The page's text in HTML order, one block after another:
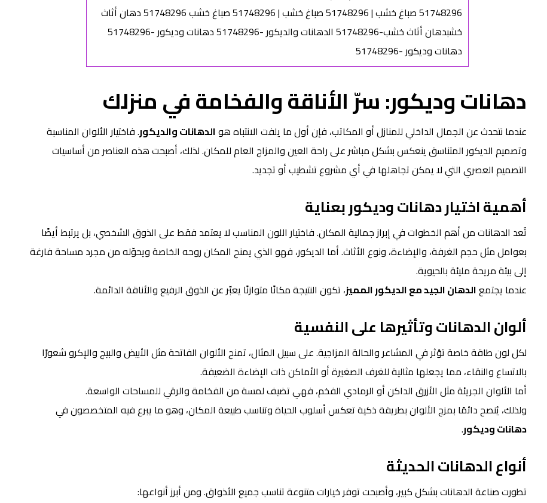
دهانات وديكور: سرّ الأناقة والفخامة في منزلك
عندما نتحدث عن الجمال الداخلي للمنازل أو المكاتب، فإن أول ما يلفت الانتباه هوالدهانات والديكور. فاختيار الألوان المناسبة
وتصميم الديكور المتناسق ينعكس بشكل مباشر على راحة العين والمزاج العام للمكان. لذلك، أصبحت هذه العناصر من أساسيات
التصميم العصري التي لا يمكن تجاهلها في أي مشروع تشطيب أو تجديد.
أهمية اختياردهانات وديكوربعناية
تُعد الدهانات من أهم الخطوات في إبراز جمالية المكان. فاختيار اللون المناسب لا يعتمد فقط على الذوق الشخصي، بل يرتبط أيضًا
بعوامل مثل حجم الغرفة، والإضاءة، ونوع الأثاث. أما الديكور، فهو الذي يمنح المكان روحه الخاصة ويحوّله من مجرد مساحة فارغة
إلى بيئة مريحة مليئة بالحيوية.
عندما يجتمعالدهان الجيد مع الديكور المميز، تكون النتيجة مكانًا متوازنًا يعبّر عن الذوق الرفيع والأناقة الدائمة.
ألوان الدهانات وتأثيرها على النفسية
لكل لون طاقة خاصة تؤثر في المشاعر والحالة المزاجية. على سبيل المثال، تمنح الألوان الفاتحة مثل الأبيض والبيج والإكرو شعورًا
بالاتساع والنقاء، مما يجعلها مثالية للغرف الصغيرة أو الأماكن ذات الإضاءة الضعيفة.
أما الألوان الجريئة مثل الأزرق الداكن أو الرمادي الفخم، فهي تضيف لمسة من الفخامة والرقي للمساحات الواسعة.
ولذلك، يُنصح دائمًا بمزج الألوان بطريقة ذكية تعكس أسلوب الحياة وتناسب طبيعة المكان، وهو ما يبرع فيه المتخصصون في
دهانات وديكور.
أنواع الدهانات الحديثة
تطورت صناعة الدهانات بشكل كبير، وأصبحت توفر خيارات متنوعة تناسب جميع الأذواق. ومن أبرز أنواعها: